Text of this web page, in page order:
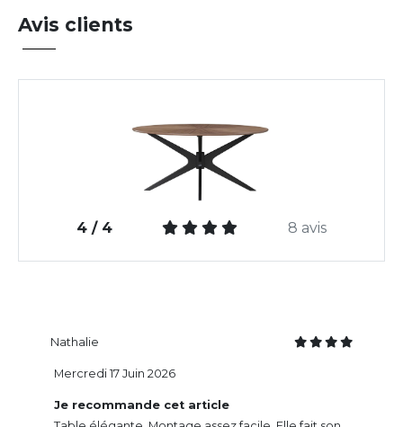
Avis clients
4 / 4 8 avis
Nathalie
Je recommande cet article
Mercredi 17 Juin 2026